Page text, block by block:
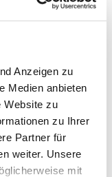
Anzeigen zu
Medien anbieten
Website zu
zu Ihrer
Partner für
weiter. Unsere
mit
Uhr